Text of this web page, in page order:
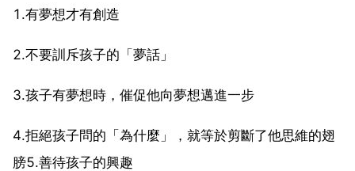
1.有夢想才有創造
2.不要訓斥孩子的「夢話」
3.孩子有夢想時，催促他向夢想邁進一步
4.拒絕孩子問的「為什麼」，就等於剪斷了他思維的翅
膀5.善待孩子的興趣